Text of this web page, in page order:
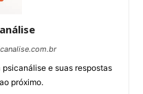
e suas respostas
próximo.